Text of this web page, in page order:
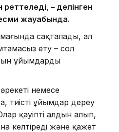
реттеледі, – делінген
жауабында.
сақталады, ал
ету – сол
ұйымдардың
немесе
тиісті ұйымдар дереу
қауіптің алдын алып,
келтіреді және қажет